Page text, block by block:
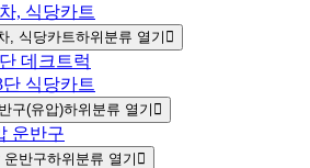
, 식당카트
, 식당카트하위분류 열기
데크트럭
단 식당카트
구(유압)하위분류 열기
운반구
반구하위분류 열기